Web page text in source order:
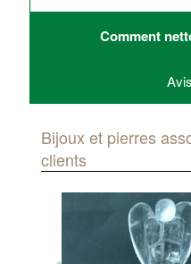
Comment
Bijoux et pierres
clients